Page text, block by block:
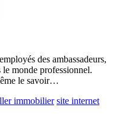
des ambassadeurs,
le monde professionnel.
le savoir…
immobilier site internet